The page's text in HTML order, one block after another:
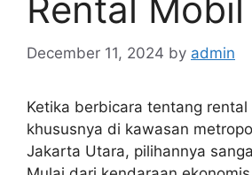
Rental Mobil
December 11, 2024 by admin
Ketika berbicara tentang rental
khususnya di kawasan
Jakarta Utara, pilihannya